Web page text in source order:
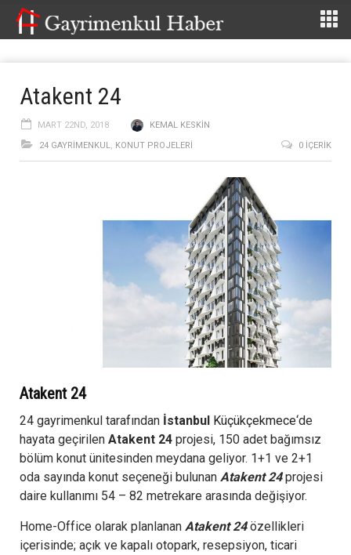
Atakent 24
MART 22ND, 2018
KEMAL KESKIN
24 GAYRIMENKUL, KONUT PROJELERI 0 İÇERIK
Atakent 24
24 gayrimenkul tarafından İstanbul Küçükçekmece‘de
hayata geçirilen Atakent 24 projesi, 150 adet bağımsız
bölüm konut ünitesinden meydana geliyor. 1+1 ve 2+1
oda sayında konut seçeneği bulunan Atakent 24projesi
daire kullanımı 54 – 82 metrekare arasında değişiyor.
Home-Office olarak planlanan Atakent 24özellikleri
içerisinde; açık ve kapalı otopark, resepsiyon, ticari